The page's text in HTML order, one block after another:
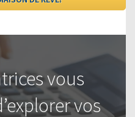
vous
vos